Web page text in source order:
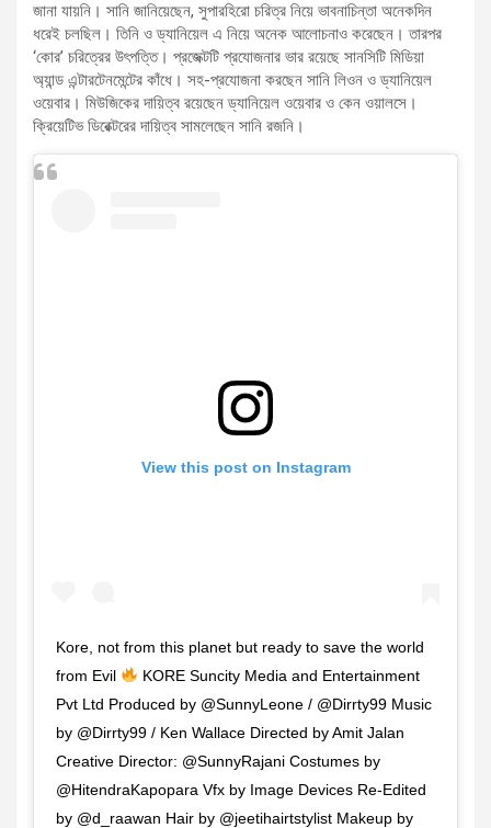
জানা যায়নি। সানি জানিয়েছেন, সুপারহিরো চরিত্র নিয়ে ভাবনাচিন্তা অনেকদিন
ধরেই চলছিল। তিনি ও ড্যানিয়েল এ নিয়ে অনেক আলোচনাও করেছেন। তারপর
‘কোর’ চরিত্রের উৎপত্তি। প্রজেক্টটি প্রযোজনার ভার রয়েছে সানসিটি মিডিয়া
অ্যান্ড এন্টারটেনমেন্টের কাঁধে। সহ-প্রযোজনা করছেন সানি লিওন ও ড্যানিয়েল
ওয়েবার। মিউজিকের দায়িত্ব রয়েছেন ড্যানিয়েল ওয়েবার ও কেন ওয়ালসে।
ক্রিয়েটিভ ডিরেক্টরের দায়িত্ব সামলেছেন সানি রজনি।
View this post on Instagram
Kore, not from this planet but ready to save the world
from Evil
KORE Suncity Media and Entertainment
Pvt Ltd Produced by @SunnyLeone / @Dirrty99 Music
by @Dirrty99 / Ken Wallace Directed by Amit Jalan
Creative Director: @SunnyRajani Costumes by
@HitendraKapopara Vfx by Image Devices Re-Edited
by @d_raawan Hair by @jeetihairtstylist Makeup by